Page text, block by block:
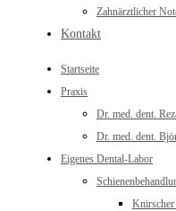
Zahnärztlicher
Kontakt
Startseite
Praxis
Dr. med. dent.
Dr. med. dent.
Eigenes Dental-Labor
Knirscher